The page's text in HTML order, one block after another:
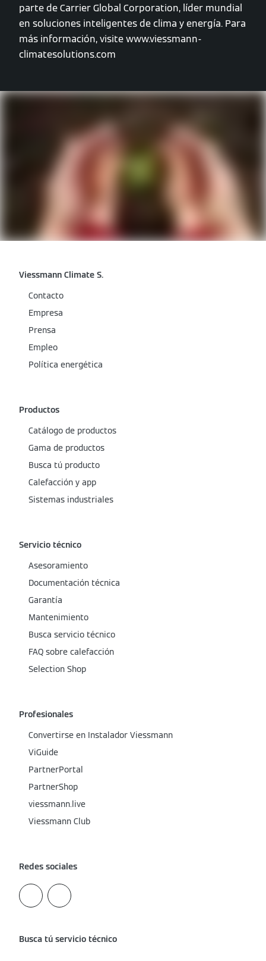
parte de Carrier Global Corporation, líder mundial
en soluciones inteligentes de clima y energía. Para
más información, visite www.viessmann-
climatesolutions.com
Viessmann Climate S.
Contacto
Empresa
Prensa
Empleo
Política energética
Productos
Catálogo de productos
Gama de productos
Busca tú producto
Calefacción y app
Sistemas industriales
Servicio técnico
Asesoramiento
Documentación técnica
Garantía
Mantenimiento
Busca servicio técnico
FAQ sobre calefacción
Selection Shop
Profesionales
Convertirse en Instalador Viessmann
ViGuide
PartnerPortal
PartnerShop
viessmann.live
Viessmann Club
Redes sociales
Busca tú servicio técnico